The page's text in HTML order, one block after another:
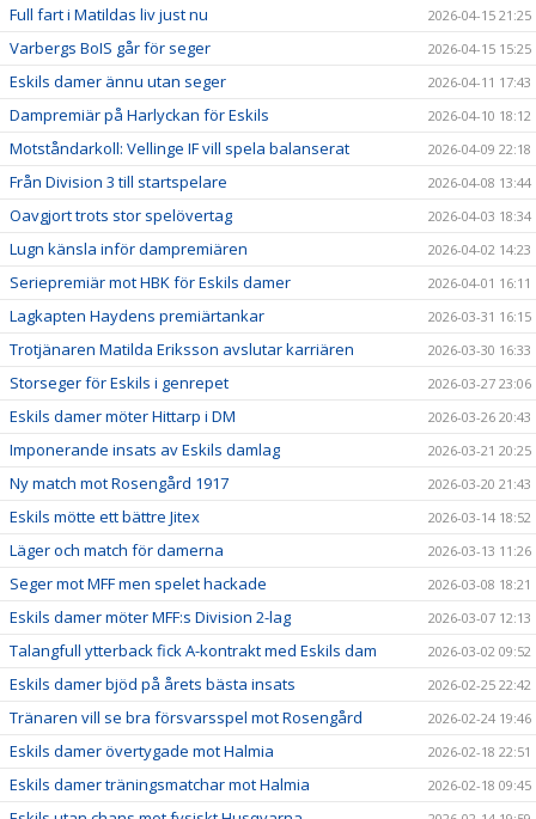
Full fart i Matildas liv just nu 2026-04-15 21:25
Varbergs BoIS går för seger 2026-04-15 15:25
Eskils damer ännu utan seger 2026-04-11 17:43
Dampremiär på Harlyckan för Eskils 2026-04-10 18:12
Motståndarkoll: Vellinge IF vill spela balanserat 2026-04-09 22:18
Från Division 3 till startspelare 2026-04-08 13:44
Oavgjort trots stor spelövertag 2026-04-03 18:34
Lugn känsla inför dampremiären 2026-04-02 14:23
Seriepremiär mot HBK för Eskils damer 2026-04-01 16:11
Lagkapten Haydens premiärtankar 2026-03-31 16:15
Trotjänaren Matilda Eriksson avslutar karriären 2026-03-30 16:33
Storseger för Eskils i genrepet 2026-03-27 23:06
Eskils damer möter Hittarp i DM 2026-03-26 20:43
Imponerande insats av Eskils damlag 2026-03-21 20:25
Ny match mot Rosengård 1917 2026-03-20 21:43
Eskils mötte ett bättre Jitex 2026-03-14 18:52
Läger och match för damerna 2026-03-13 11:26
Seger mot MFF men spelet hackade 2026-03-08 18:21
Eskils damer möter MFF:s Division 2-lag 2026-03-07 12:13
Talangfull ytterback fick A-kontrakt med Eskils dam 2026-03-02 09:52
Eskils damer bjöd på årets bästa insats 2026-02-25 22:42
Tränaren vill se bra försvarsspel mot Rosengård 2026-02-24 19:46
Eskils damer övertygade mot Halmia 2026-02-18 22:51
Eskils damer träningsmatchar mot Halmia 2026-02-18 09:45